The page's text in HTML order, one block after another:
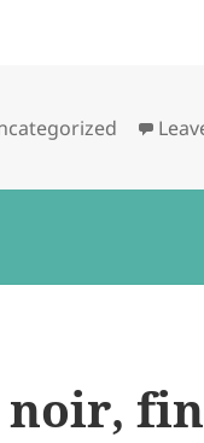
noir, fin